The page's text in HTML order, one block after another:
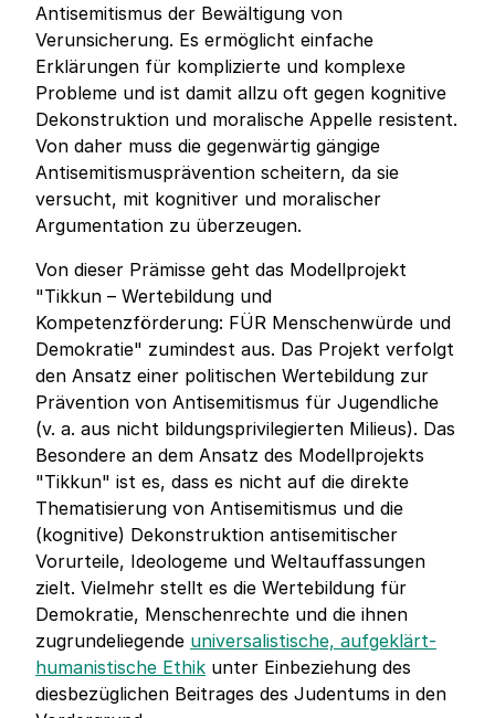
Antisemitismus der Bewältigung von
Verunsicherung. Es ermöglicht einfache
Erklärungen für komplizierte und komplexe
Probleme und ist damit allzu oft gegen kognitive
Dekonstruktion und moralische Appelle resistent.
Von daher muss die gegenwärtig gängige
Antisemitismusprävention scheitern, da sie
versucht, mit kognitiver und moralischer
Argumentation zu überzeugen.
Von dieser Prämisse geht das Modellprojekt
"Tikkun – Wertebildung und
Kompetenzförderung: FÜR Menschenwürde und
Demokratie" zumindest aus. Das Projekt verfolgt
den Ansatz einer politischen Wertebildung zur
Prävention von Antisemitismus für Jugendliche
(v. a. aus nicht bildungsprivilegierten Milieus). Das
Besondere an dem Ansatz des Modellprojekts
"Tikkun" ist es, dass es nicht auf die direkte
Thematisierung von Antisemitismus und die
(kognitive) Dekonstruktion antisemitischer
Vorurteile, Ideologeme und Weltauffassungen
zielt. Vielmehr stellt es die Wertebildung für
Demokratie, Menschenrechte und die ihnen
zugrundeliegende universalistische, aufgeklärt-
humanistische Ethik unter Einbeziehung des
diesbezüglichen Beitrages des Judentums in den